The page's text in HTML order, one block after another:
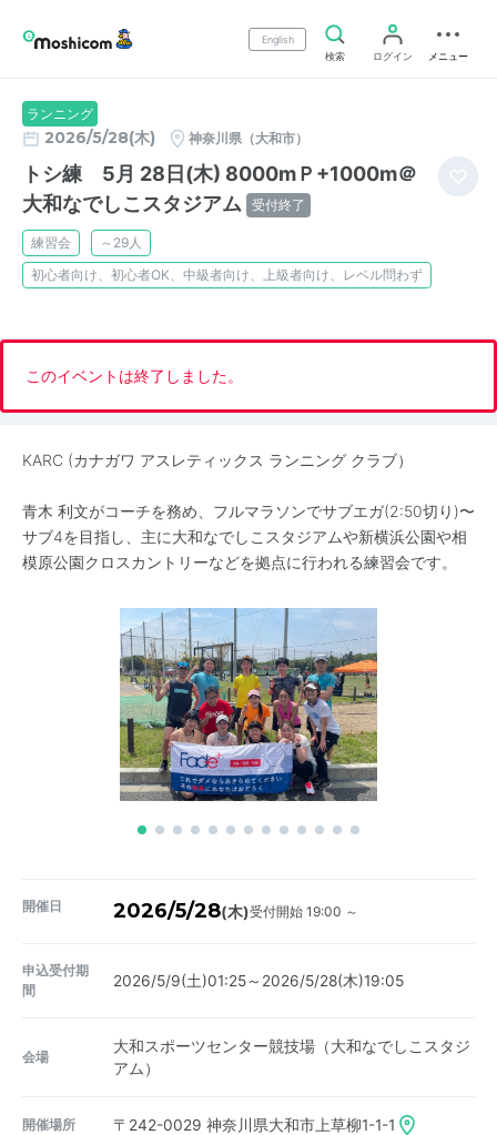
English
検索
ログイン メニュー
ランニング
2026/5/28(木) 神奈川県（大和市）
トシ練 5月 28日(木) 8000mＰ+1000m＠
大和なでしこスタジアム
受付終了
練習会
～29人
初心者向け、初心者OK、中級者向け、上級者向け、レベル問わず
このイベントは終了しました。
KARC (カナガワ アスレティックス ランニング クラブ）
青木 利文がコーチを務め、フルマラソンでサブエガ(2:50切り)〜
サブ4を目指し、主に大和なでしこスタジアムや新横浜公園や相
模原公園クロスカントリーなどを拠点に行われる練習会です。
開催日 2026/5/28(木)受付開始 19:00 ～
申込受付期
間
2026/5/9(土)01:25～2026/5/28(木)19:05
会場
大和スポーツセンター競技場（大和なでしこスタジ
アム）
開催場所 〒242-0029 神奈川県大和市上草柳1-1-1